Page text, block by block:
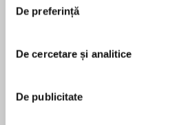
De preferință
De cercetare și analitice
De publicitate
in an isolated home. From
tension. Finding ‘SOS’
pentru această carte
Agatha Christie is known